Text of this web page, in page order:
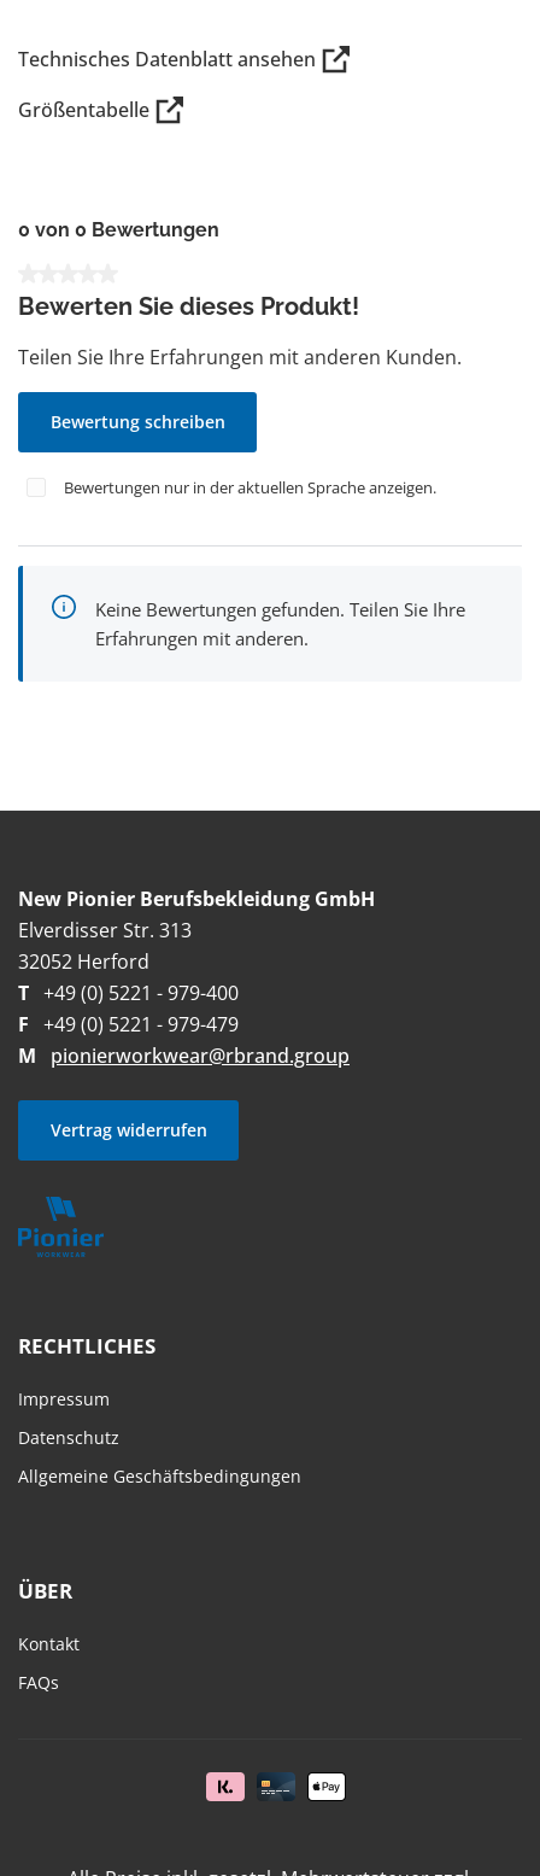
Technisches Datenblatt ansehen
Größentabelle
0 von 0 Bewertungen
Bewerten Sie dieses Produkt!
Teilen Sie Ihre Erfahrungen mit anderen Kunden.
Bewertung schreiben
Bewertungen nur in der aktuellen Sprache anzeigen.
Keine Bewertungen gefunden. Teilen Sie Ihre
Erfahrungen mit anderen.
New Pionier Berufsbekleidung GmbH
Elverdisser Str. 313
32052 Herford
T +49 (0) 5221 - 979-400
F +49 (0) 5221 - 979-479
M
pionierworkwear@rbrand.group
Vertrag widerrufen
RECHTLICHES
Impressum
Datenschutz
Allgemeine Geschäftsbedingungen
ÜBER
Kontakt
FAQs